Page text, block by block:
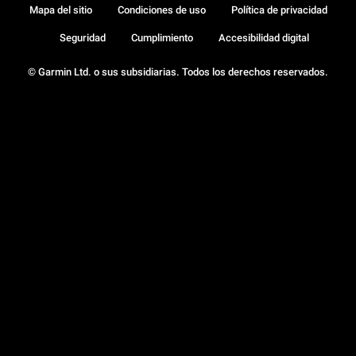
© Garmin Ltd. o sus subsidiarias. Todos los derechos reservados.
Mapa del sitio Condiciones de uso Política de privacidad
Seguridad Cumplimiento Accesibilidad digital